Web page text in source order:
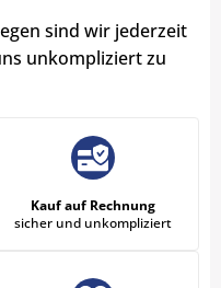
sind wir jederzeit
unkompliziert zu
Kauf auf Rechnung
sicher und unkompliziert